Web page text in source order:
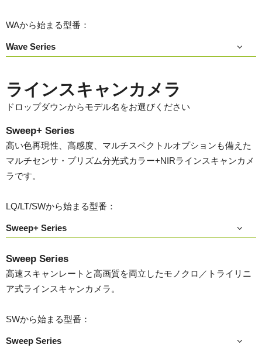
WAから始まる型番：
Wave Series
ラインスキャンカメラ
ドロップダウンからモデル名をお選びください
Sweep+ Series
高い色再現性、高感度、マルチスペクトルオプションも備えた
マルチセンサ・プリズム分光式カラー+NIRラインスキャンカメ
ラです。
LQ/LT/SWから始まる型番：
Sweep+ Series
Sweep Series
高速スキャンレートと高画質を両立したモノクロ／トライリニ
ア式ラインスキャンカメラ。
SWから始まる型番：
Sweep Series